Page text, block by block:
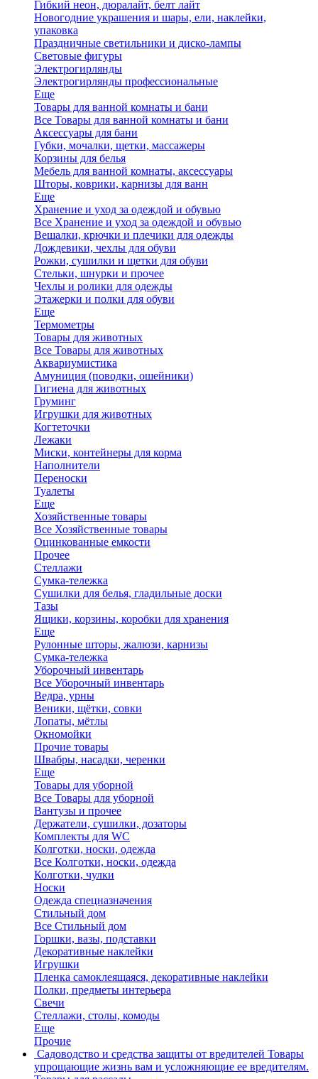
Гибкий неон, дюралайт, белт лайт
Новогодние украшения и шары, ели, наклейки,
упаковка
Праздничные светильники и диско-лампы
Световые фигуры
Электрогирлянды
Электрогирлянды профессиональные
Еще
Товары для ванной комнаты и бани
Все Товары для ванной комнаты и бани
Аксессуары для бани
Губки, мочалки, щетки, массажеры
Корзины для белья
Мебель для ванной комнаты, аксессуары
Шторы, коврики, карнизы для ванн
Еще
Хранение и уход за одеждой и обувью
Все Хранение и уход за одеждой и обувью
Вешалки, крючки и плечики для одежды
Дождевики, чехлы для обуви
Рожки, сушилки и щетки для обуви
Стельки, шнурки и прочее
Чехлы и ролики для одежды
Этажерки и полки для обуви
Еще
Термометры
Товары для животных
Все Товары для животных
Аквариумистика
Амуниция (поводки, ошейники)
Гигиена для животных
Груминг
Игрушки для животных
Когтеточки
Лежаки
Миски, контейнеры для корма
Наполнители
Переноски
Туалеты
Еще
Хозяйственные товары
Все Хозяйственные товары
Оцинкованные емкости
Прочее
Стеллажи
Сумка-тележка
Сушилки для белья, гладильные доски
Тазы
Ящики, корзины, коробки для хранения
Еще
Рулонные шторы, жалюзи, карнизы
Сумка-тележка
Уборочный инвентарь
Все Уборочный инвентарь
Ведра, урны
Веники, щётки, совки
Лопаты, мётлы
Окномойки
Прочие товары
Швабры, насадки, черенки
Еще
Товары для уборной
Все Товары для уборной
Вантузы и прочее
Держатели, сушилки, дозаторы
Комплекты для WC
Колготки, носки, одежда
Все Колготки, носки, одежда
Колготки, чулки
Носки
Одежда спецназначения
Стильный дом
Все Стильный дом
Горшки, вазы, подставки
Декоративные наклейки
Игрушки
Пленка самоклеящаяся, декоративные наклейки
Полки, предметы интерьера
Свечи
Стеллажи, столы, комоды
Еще
Прочие
Садоводство и средства защиты от вредителей Товары
упрощающие жизнь вам и усложняющие ее вредителям.